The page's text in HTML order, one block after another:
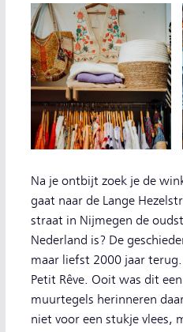
Na je ontbijt zoek je de
gaat naar de Lange
straat in Nijmegen de
Nederland is? De
maar liefst 2000 jaar
Petit Rêve. Ooit was dit
muurtegels herinneren
niet voor een stukje vlees,